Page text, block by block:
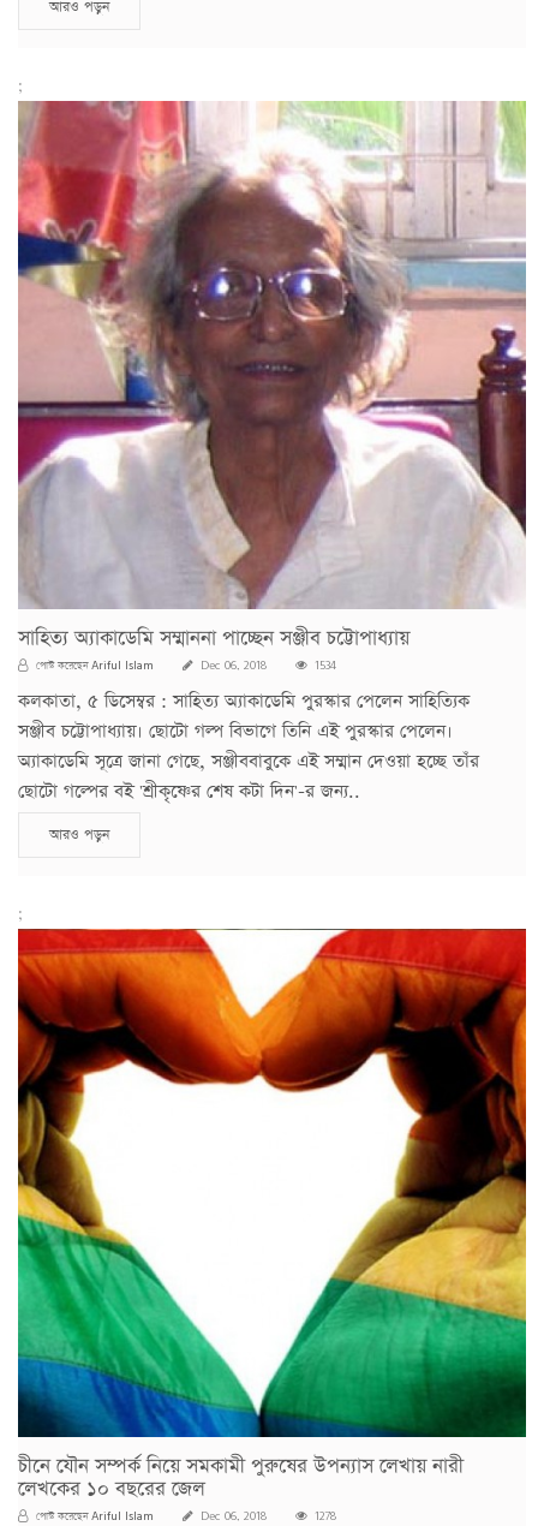
আরও পড়ুন
;
সাহিত্য অ্যাকাডেমি সম্মাননা পাচ্ছেন সঞ্জীব চট্টোপাধ্যায়
পোস্ট করেছেনAriful Islam Dec 06, 2018 1534
কলকাতা, ৫ ডিসেম্বর : সাহিত্য অ্যাকাডেমি পুরস্কার পেলেন সাহিত্যিক
সঞ্জীব চট্টোপাধ্যায়। ছোটো গল্প বিভাগে তিনি এই পুরস্কার পেলেন।
অ্যাকাডেমি সূত্রে জানা গেছে, সঞ্জীববাবুকে এই সম্মান দেওয়া হচ্ছে তাঁর
ছোটো গল্পের বই 'শ্রীকৃষ্ণের শেষ কটা দিন'-র জন্য..
আরও পড়ুন
;
চীনে যৌন সম্পর্ক নিয়ে সমকামী পুরুষের উপন্যাস লেখায় নারী
লেখকের ১০ বছরের জেল
পোস্ট করেছেনAriful Islam Dec 06, 2018 1278